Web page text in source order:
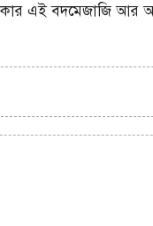
এই বদমেজাজি